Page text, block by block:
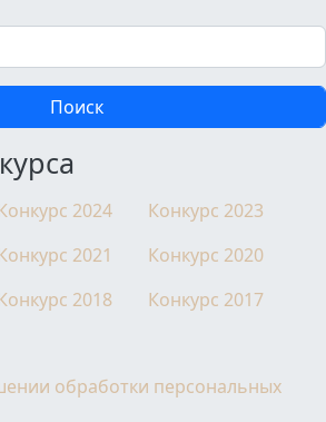
2024
Конкурс 2023
2021
Конкурс 2020
2018 Конкурс 2017
обработки персональных